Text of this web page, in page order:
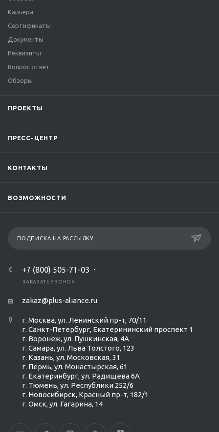
Карьера
Сертификаты
Документы
Реквизиты
Вопрос ответ
Обзоры
ПРОЕКТЫ
ПРЕСС-ЦЕНТР
КОНТАКТЫ
ВОЗМОЖНОСТИ
ПОДПИСКА НА РАССЫЛКУ
+7 (800) 505-71-03
ЗАКАЗАТЬ ЗВОНОК
zakaz@plus-aliance.ru
г. Москва, ул. Ленинский пр-т, 70/11
г. Санкт-Петербург, Екатерининский проспект 1
г. Воронеж, ул. Пушкинская, 4А
г. Самара, ул. Льва Толстого, 123
г. Казань, ул. Московская, 31
г. Пермь, ул. Монастырская, 61
г. Екатеринбург, ул. Радищева 6А
г. Тюмень, ул. Республики 252/6
г. Новосибирск, Красный пр-т, 182/1
г. Омск, ул. ​Гагарина, 14